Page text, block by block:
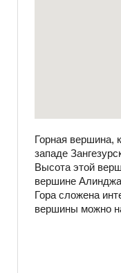
Горная вершина,
западе
Высота этой
вершине
Гора сложена
вершины можно